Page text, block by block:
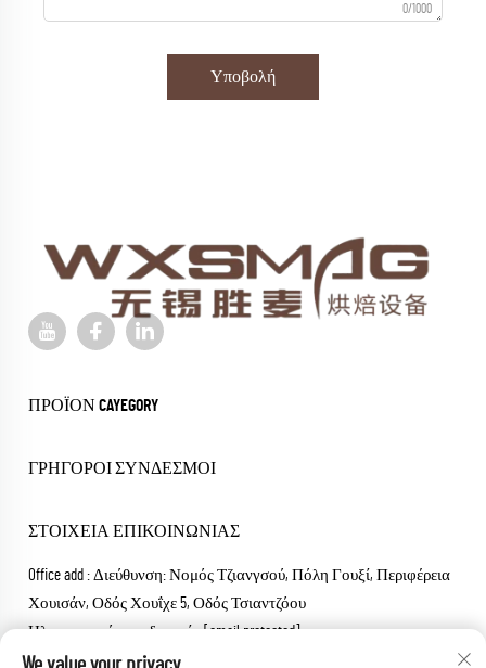
0/1000
Υποβολή
ΠΡΟΪΌΝ CAYEGORY
ΓΡΉΓΟΡΟΙ ΣΎΝΔΕΣΜΟΙ
ΣΤΟΙΧΕΊΑ ΕΠΙΚΟΙΝΩΝΊΑΣ
Office add : Διεύθυνση: Νομός Τζιανγσού, Πόλη Γουξί, Περιφέρεια
Χουισάν, Οδός Χουΐχε 5, Οδός Τσιαντζόου
Ηλεκτρονικό ταχυδρομείο:[email protected]
Τηλέφωνο:+86-18652826331